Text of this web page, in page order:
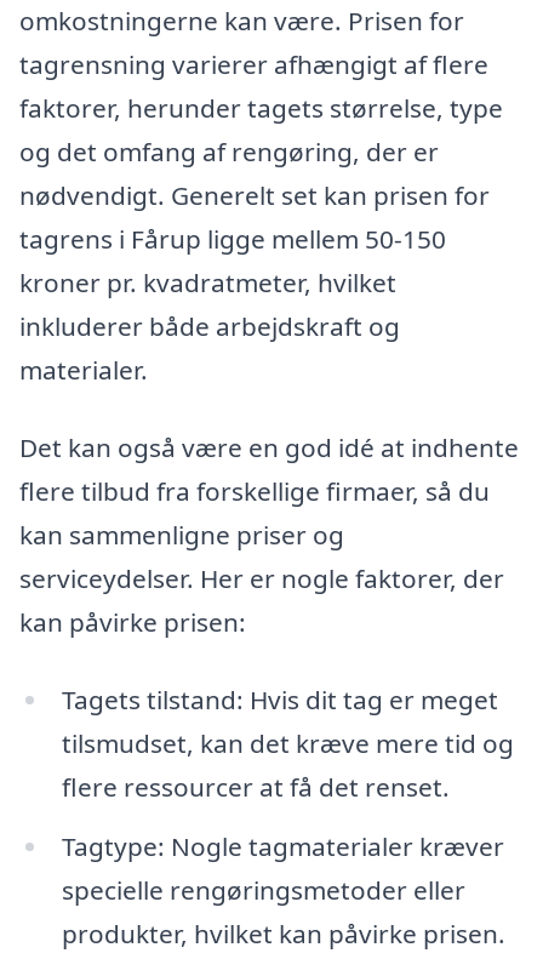
omkostningerne kan være. Prisen for
tagrensning varierer afhængigt af flere
faktorer, herunder tagets størrelse, type
og det omfang af rengøring, der er
nødvendigt. Generelt set kan prisen for
tagrens i Fårup ligge mellem 50-150
kroner pr. kvadratmeter, hvilket
inkluderer både arbejdskraft og
materialer.
Det kan også være en god idé at indhente
flere tilbud fra forskellige firmaer, så du
kan sammenligne priser og
serviceydelser. Her er nogle faktorer, der
kan påvirke prisen:
Tagets tilstand: Hvis dit tag er meget
tilsmudset, kan det kræve mere tid og
flere ressourcer at få det renset.
Tagtype: Nogle tagmaterialer kræver
specielle rengøringsmetoder eller
produkter, hvilket kan påvirke prisen.